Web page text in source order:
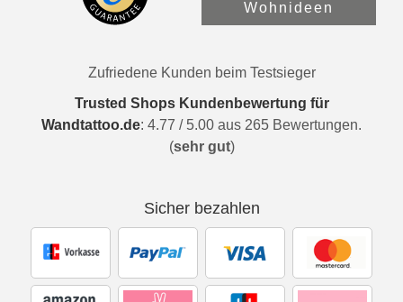
Wohnideen
Zufriedene Kunden beim Testsieger
Trusted Shops Kundenbewertung für
Wandtattoo.de: 4.77 / 5.00 aus 265 Bewertungen.
(sehr gut)
Sicher bezahlen